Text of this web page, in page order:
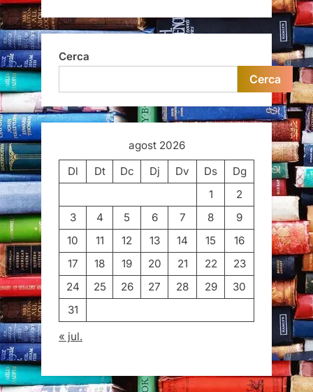
Cerca
Cerca
agost 2026
Dl
Dt Dc Dj Dv Ds
Dg
1
2
3
4 5 6 7 8
9
10
11 12 13 14 15
16
17
18 19 20 21 22
23
24
25 26 27 28 29
30
31
« jul.